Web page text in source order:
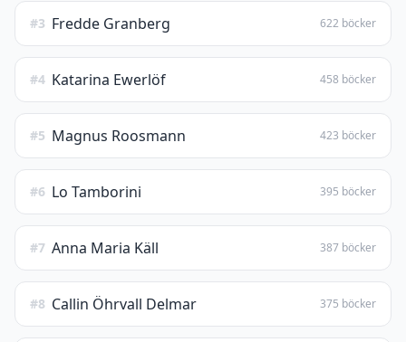
#3 Fredde Granberg 622 böcker
#4 Katarina Ewerlöf 458 böcker
#5 Magnus Roosmann 423 böcker
#6 Lo Tamborini 395 böcker
#7 Anna Maria Käll 387 böcker
#8 Callin Öhrvall Delmar 375 böcker